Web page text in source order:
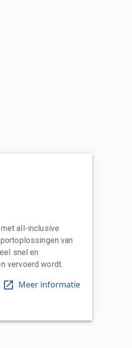
all-inclusive
van
snel en
vervoerd wordt.
Meer informatie